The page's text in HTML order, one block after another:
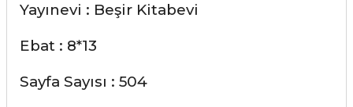
Yayınevi : Beşir Kitabevi
Ebat : 8*13
Sayfa Sayısı : 504